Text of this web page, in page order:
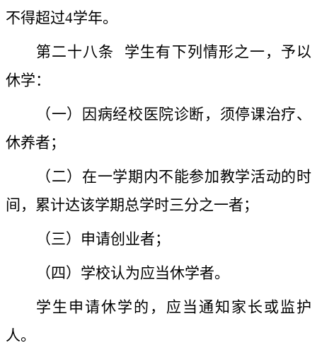
不得超过4学年。
第二十八条
学生有下列情形之一，予以
休学：
（一）因病经校医院诊断，须停课治疗、
休养者；
（二）在一学期内不能参加教学活动的时
间，累计达该学期总学时三分之一者；
（三）申请创业者；
（四）学校认为应当休学者。
学生申请休学的，应当通知家长或监护
人。